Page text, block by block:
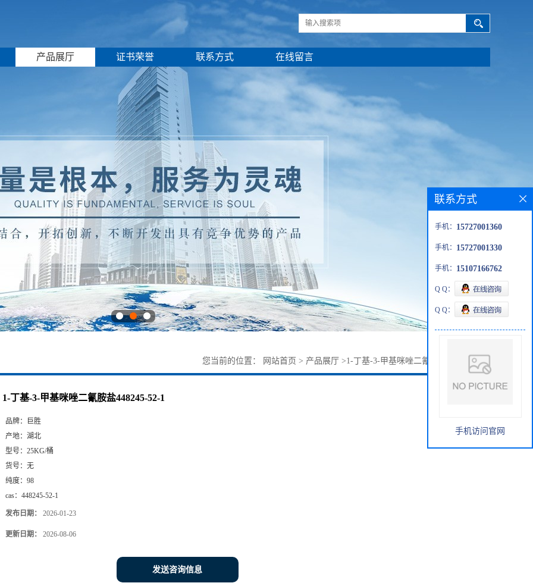
产品展厅 证书荣誉 联系方式 在线留言
您当前的位置： 网站首页 > 产品展厅 >1-丁基-3-甲基咪唑二氰胺盐448245-52-1
1-丁基-3-甲基咪唑二氰胺盐448245-52-1
品牌：
巨胜
产地： 湖北
型号： 25KG/桶
货号： 无
纯度： 98
cas： 448245-52-1
发布日期： 2026-01-23
更新日期： 2026-08-06
发送咨询信息
联系方式
手机： 15727001360
手机： 15727001330
手机： 15107166762
Q Q：
Q Q：
手机访问官网